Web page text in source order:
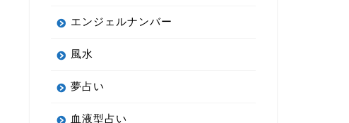
エンジェルナンバー
風水
夢占い
血液型占い